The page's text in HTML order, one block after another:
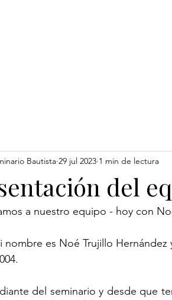
del
Bautista 29 jul 2023 1 min de lectura
a nuestro equipo - hoy con
nombre es Noé Trujillo
del seminario y desde que